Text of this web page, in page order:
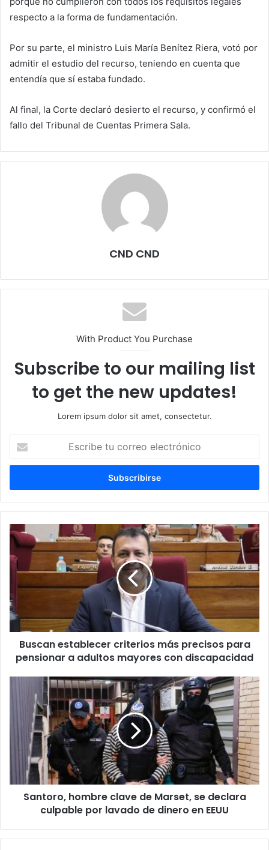
respecto a la forma de fundamentación.
Por su parte, el ministro Luis María Benítez Riera, votó por
admitir el estudio del recurso, teniendo en cuenta que
entendía que sí estaba fundado.
Al final, la Corte declaró desierto el recurso, y confirmó el
fallo del Tribunal de Cuentas Primera Sala.
CND CND
With Product You Purchase
Subscribe to our mailing list
to get the new updates!
Lorem ipsum dolor sit amet, consectetur.
c
i
b
t
u
c
r
e
o
Buscan establecer criterios más precisos para
pensionar a adultos mayores con discapacidad
Santoro, hombre clave de Marset, se declara
culpable por lavado de dinero en EEUU